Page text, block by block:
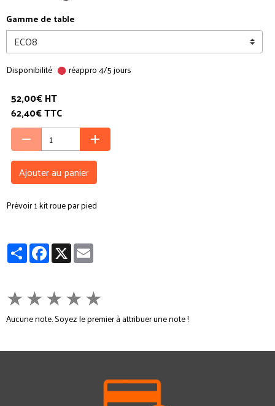
Gamme de table
Disponibilité : réappro 4/5 jours
52,00€ HT
62,40€ TTC
Ajouter au panier
Prévoir 1 kit roue par pied
PartagerFacebook
X
★★★★★
Aucune note. Soyez le premier à attribuer une note !